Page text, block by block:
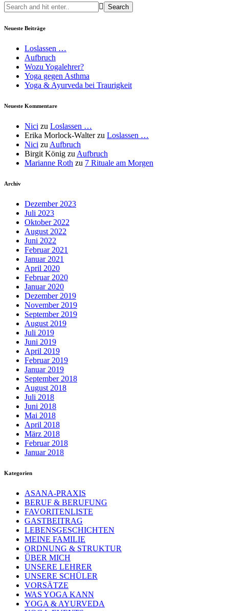
Neueste Beiträge
Loslassen …
Aufbruch
Wozu Yogalehrer?
Yoga gegen Asthma
Yoga & Ayurveda bei Traurigkeit
Neueste Kommentare
Nici zu Loslassen …
Erika Morlock-Walterzu Loslassen …
Nici zu Aufbruch
Birgit König zu Aufbruch
Marianne Roth zu 7 Rituale am Morgen
Archiv
Dezember 2023
Juli 2023
Oktober 2022
August 2022
Juni 2022
Februar 2021
Januar 2021
April 2020
Februar 2020
Januar 2020
Dezember 2019
November 2019
September 2019
August 2019
Juli 2019
Juni 2019
April 2019
Februar 2019
Januar 2019
September 2018
August 2018
Juli 2018
Juni 2018
Mai 2018
April 2018
März 2018
Februar 2018
Januar 2018
Kategorien
ASANA-PRAXIS
BERUF & BERUFUNG
FAVORITENLISTE
GASTBEITRAG
LEBENSGESCHICHTEN
MEINE FAMILIE
ORDNUNG & STRUKTUR
ÜBER MICH
UNSERE LEHRER
UNSERE SCHÜLER
VORSÄTZE
WAS YOGA KANN
YOGA & AYURVEDA